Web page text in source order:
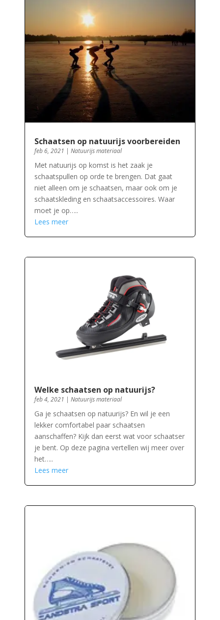
Schaatsen op natuurijs voorbereiden
feb 6, 2021 | Natuurijs materiaal
Met natuurijs op komst is het zaak je
schaatspullen op orde te brengen. Dat gaat
niet alleen om je schaatsen, maar ook om je
schaatskleding en schaatsaccessoires. Waar
moet je op…..
Lees meer
Welke schaatsen op natuurijs?
feb 4, 2021 | Natuurijs materiaal
Ga je schaatsen op natuurijs? En wil je een
lekker comfortabel paar schaatsen
aanschaffen? Kijk dan eerst wat voor schaatser
je bent. Op deze pagina vertellen wij meer over
het…..
Lees meer